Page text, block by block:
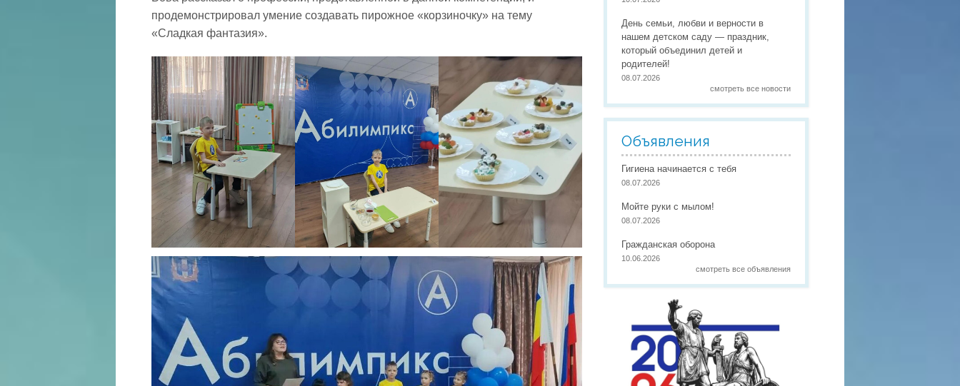
Организация питания
Развивающая предметно-пространственная среда
Обеспечение здоровья, безопасности, качеству услуг по присмотру и уходу
Международное сотрудничество
Доступная среда
Наши работы
Сайты педагогов
Школа маленьких патриотов
продемонстрировал умение создавать пирожное «корзиночку» на тему
«Сладкая фантазия».
День семьи, любви и верности в
нашем детском саду — праздник,
который объединил детей и
родителей!
08.07.2026
смотреть все новости
Объявления
Гигиена начинается с тебя
08.07.2026
Мойте руки с мылом!
08.07.2026
Гражданская оборона
10.06.2026
смотреть все объявления